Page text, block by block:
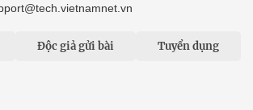
Độc giả gửi bài Tuyển dụng